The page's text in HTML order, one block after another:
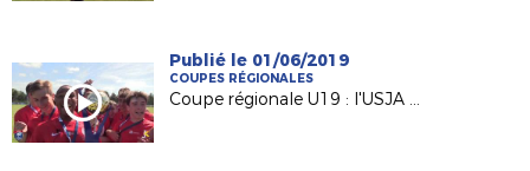
Publié le 01/06/2019
COUPES RÉGIONALES
Coupe régionale U19 : l'USJA Carquefou s'adjuge la finale !